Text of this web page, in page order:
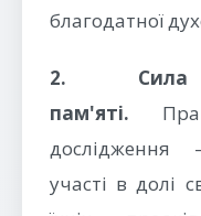
благодатної
2.
пам'яті.
дослідження
участі в долі